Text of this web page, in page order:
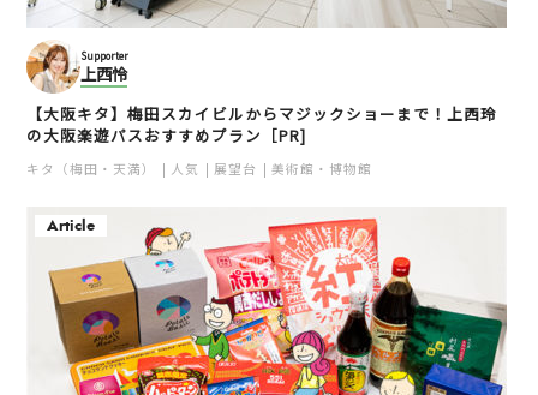
Supporter
上西怜
【大阪キタ】梅田スカイビルからマジックショーまで！上西玲
の大阪楽遊パスおすすめプラン［PR]
キタ（梅田・天満） 人気 展望台 美術館・博物館
Article